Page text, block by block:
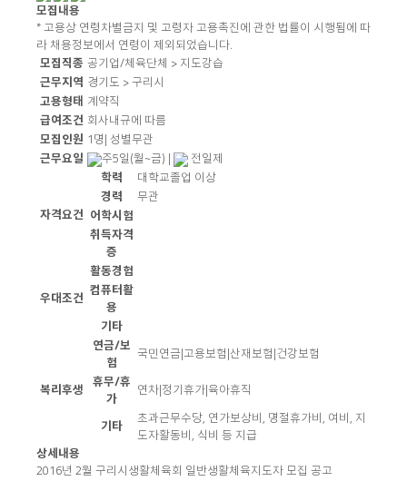
모집내용
* 고용상 연령차별금지 및 고령자 고용촉진에 관한 법률이 시행됨에 따
라 채용정보에서 연령이 제외되었습니다.
모
집
내
용
모집직종 공기업/체육단체 > 지도강습
근무지역 경기도 >구리시
고용형태 계약직
급여조건 회사내규에 따름
모집인원 1명| 성별무관
근무요일
주5일(월~금) | 전일제
자격요건
학력
대학교졸업 이상
경력
무관
어학시험
취득자격
증
우대조건
활동경험
컴퓨터활
용
기타
복리후생
연금/보
험
국민연금|고용보험|산재보험|건강보험
휴무/휴
가
연차|정기휴가|육아휴직
기타
초과근무수당, 연가보상비, 명절휴가비, 여비, 지
도자활동비, 식비 등 지급
상세내용
2016년 2월 구리시생활체육회 일반생활체육지도자 모집 공고